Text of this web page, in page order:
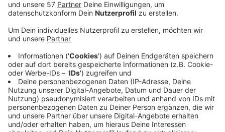
neue Freund der ehemaligen Partnerin des
soll mit der Trennung nicht klargekommen sein
seine Komplizen haben sich damals mit ihrem
späteren Opfer in dem Gewerbegebiet verabredet
und dort den Mann laut Anklage erst geschlagen
und auf ihn eingestochen.
Den Schwerverletzten haben sie in den Kofferraum
gelegt, von dort hat er sich noch befreien können -